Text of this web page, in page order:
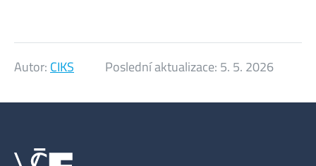
Autor: CIKS Poslední aktualizace: 5. 5. 2026